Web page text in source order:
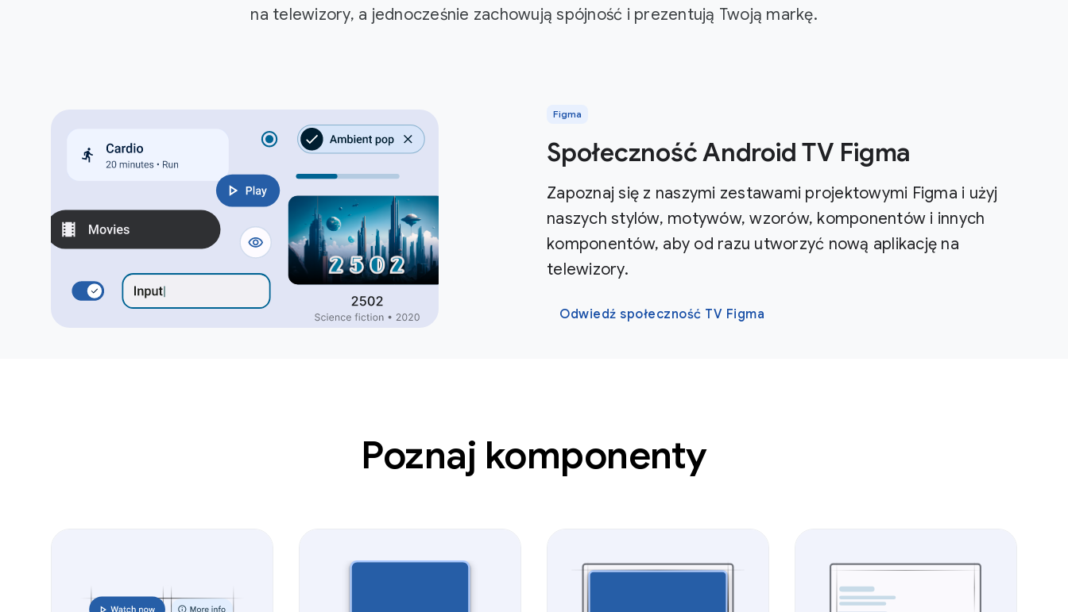
na telewizory, a jednocześnie zachowują spójność i prezentują Twoją markę.
Figma
Społeczność Android TV Figma
Zapoznaj się z naszymi zestawami projektowymi Figma i użyj
naszych stylów, motywów, wzorów, komponentów i innych
komponentów, aby od razu utworzyć nową aplikację na
telewizory.
Odwiedź społeczność TV Figma
Poznaj komponenty